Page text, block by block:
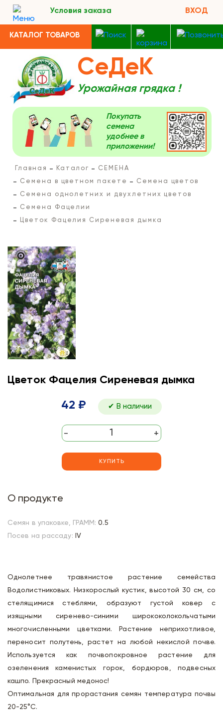
Условия заказа ВХОД
КАТАЛОГ ТОВАРОВ
СеДеК
Урожайная грядка !
Покупать
семена
удобнее в
приложении!
Главная Каталог
СЕМЕНА
Семена в цветном пакете
Семена цветов
Семена однолетних и двухлетних цветов
Семена Фацелии
Цветок Фацелия Сиреневая дымка
Цветок Фацелия Сиреневая дымка
42 ₽ ✔ В наличии
- +
КУПИТЬ
О продукте
Семян в упаковке, ГРАММ: 0.5
Посев на рассаду: IV
Однолетнее травянистое растение семейства
Водолистниковых. Низкорослый кустик, высотой 30 см, со
стелящимися стеблями, образуют густой ковер с
изящными сиренево-синими ширококолокольчатыми
многочисленными цветками. Растение неприхотливое,
переносит полутень, растет на любой некислой почве.
Используется как почвопокровное растение для
озеленения каменистых горок, бордюров, подвесных
кашпо. Прекрасный медонос!
Оптимальная для прорастания семян температура почвы
20-25°С.